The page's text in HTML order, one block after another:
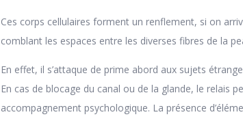
Ces corps cellulaires forment un renflement, si on
comblant les espaces entre les diverses fibres de la
En effet, il s’attaque de prime abord aux sujets
En cas de blocage du canal ou de la glande, le relais
accompagnement psychologique. La présence